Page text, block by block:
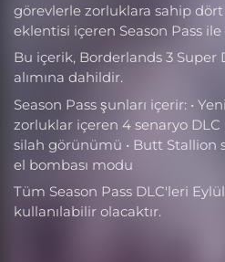
görevlerle zorluklara sahip
eklentisi içeren Season Pass
Bu içerik, Borderlands 3 Super
alımına dahildir.
Season Pass şunları içerir: •
zorluklar içeren 4 senaryo
silah görünümü • Butt Stallion
el bombası modu
Tüm Season Pass DLC'leri
kullanılabilir olacaktır.